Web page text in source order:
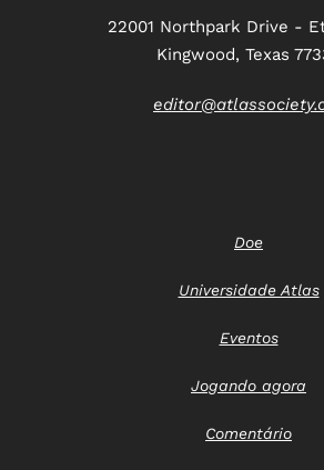
22001 Northpark Drive -
Kingwood, Texas
Doe
Universidade Atlas
Eventos
Jogando agora
Comentário